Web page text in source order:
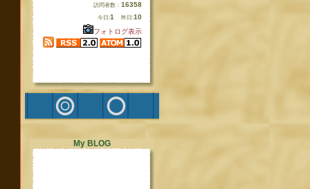
訪問者数： 16358
今日:1 昨日:10
フォトログ表示
My BLOG